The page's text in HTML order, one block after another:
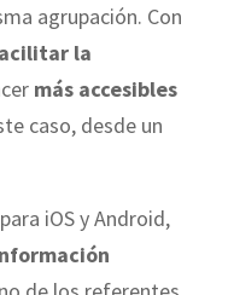
agrupación. Con
la
más accesibles
caso, desde un
iOS y Android,